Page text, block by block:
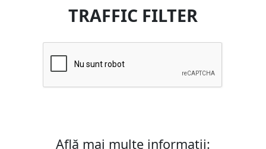
TRAFFIC FILTER
Află mai multe informații: